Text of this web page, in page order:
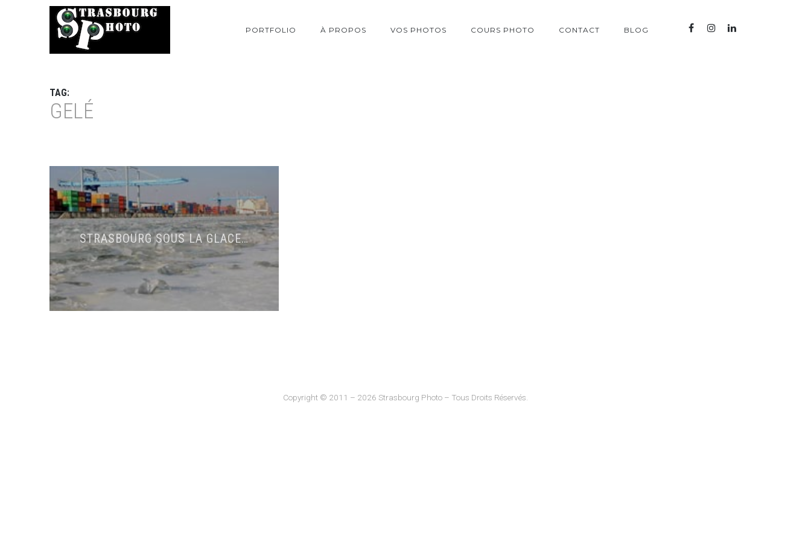
PORTFOLIO À PROPOS VOS PHOTOS COURS PHOTO CONTACT BLOG
TAG:
GELÉ
STRASBOURG SOUS LA GLACE…
Copyright © 2011 – 2026 Strasbourg Photo – Tous Droits Réservés.